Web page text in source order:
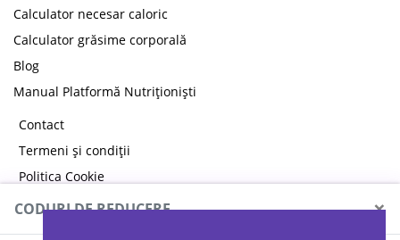
Calculator necesar caloric
Calculator grăsime corporală
Blog
Manual Platformă Nutriționiști
Contact
Termeni și condiții
Politica Cookie
Politica de confidențialitate
CODURI DE REDUCERE ×